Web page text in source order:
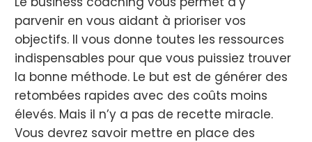
parvenir en vous aidant à prioriser vos
objectifs. Il vous donne toutes les ressources
indispensables pour que vous puissiez trouver
la bonne méthode. Le but est de générer des
retombées rapides avec des coûts moins
élevés. Mais il n’y a pas de recette miracle.
Vous devrez savoir mettre en place des